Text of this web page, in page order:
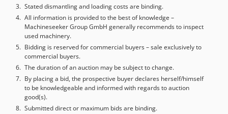
Stated dismantling and loading costs are binding.
All information is provided to the best of knowledge –
Machineseeker Group GmbH generally recommends to inspect
used machinery.
Bidding is reserved for commercial buyers – sale exclusively to
commercial buyers.
The duration of an auction may be subject to change.
By placing a bid, the prospective buyer declares herself/himself
to be knowledgeable and informed with regards to auction
good(s).
Submitted direct or maximum bids are binding.